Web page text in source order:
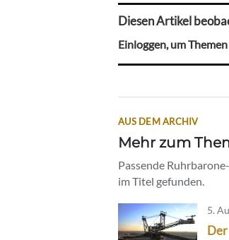
Diesen Artikel
Einloggen, um
AUS DEM ARCHIV
Mehr zum
Passende
im Titel gefunden.
5.